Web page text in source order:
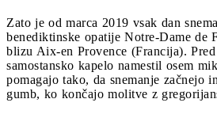
Zato je od marca 2019 vsak dan
benediktinske opatije Notre-Dame de
blizu Aix-en Provence (Francija).
samostansko kapelo namestil osem
pomagajo tako, da snemanje začnejo
gumb, ko končajo molitve z